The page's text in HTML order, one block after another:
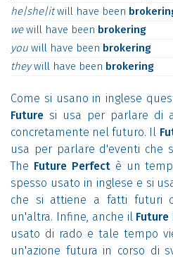
he|she|itwill have been
wewill have been brokering
you will have been brokering
theywill have been brokering
Come si usano in inglese
Future si usa per parlare di
concretamente nel futuro. Il
usa per parlare d'eventi che
The Future Perfectè un
spesso usato in inglese e si
che si attiene a fatti futuri
un'altra. Infine, anche il
usato di rado e tale tempo
un'azione futura in corso di